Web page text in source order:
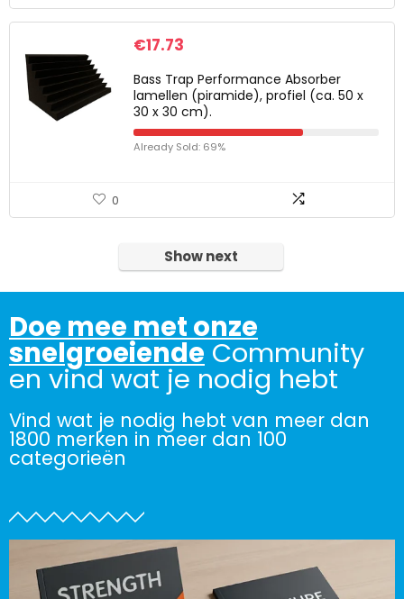
€17.73
Bass Trap Performance Absorber
lamellen (piramide), profiel (ca. 50 x
30 x 30 cm).
Already Sold: 69%
0
Show next
Doe mee met onze
snelgroeiende Community
en vind wat je nodig hebt
Vind wat je nodig hebt van meer dan
1800 merken in meer dan 100
categorieën